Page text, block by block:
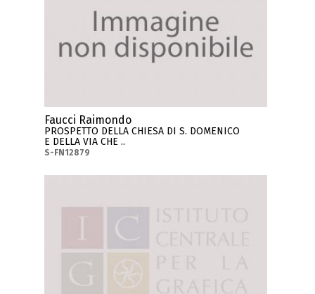
Faucci Raimondo
PROSPETTO DELLA CHIESA DI S. DOMENICO
E DELLA VIA CHE ..
S-FN12879